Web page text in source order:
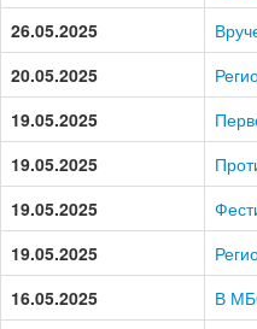
26.05.2025
20.05.2025
19.05.2025
19.05.2025
19.05.2025
19.05.2025
16.05.2025
В